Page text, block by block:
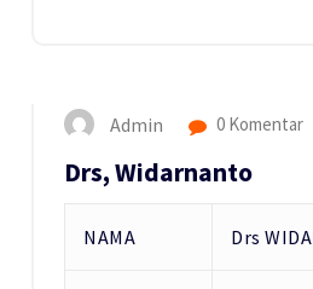
Admin 0 Komentar
Drs, Widarnanto
NAMA Drs